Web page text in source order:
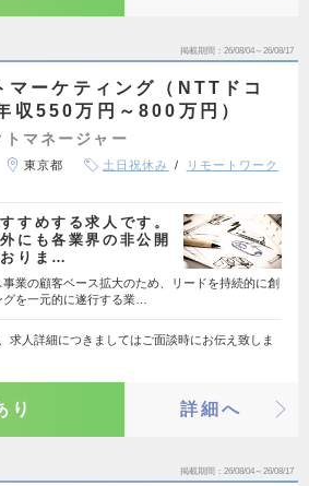
掲載期間 26/08/04～26/08/17
マーケティング（NTTドコ
収550万円～800万円）
マネージャー
東京都 土日祝休み
リモートワーク
すめする求人です。
にも各業界の非公開
りま…
業の顧客ベース拡大のため、リードを持続的に創
を一元的に遂行する業…
求人詳細につきましてはご面談時にお伝え致しま
り 詳細へ
掲載期間 26/08/04～26/08/17